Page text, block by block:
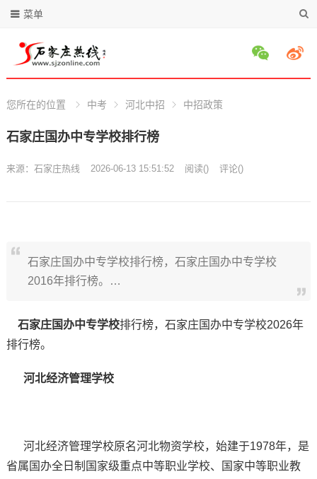
菜单
您所在的位置 中考 河北中招 中招政策
石家庄国办中专学校排行榜
来源： 石家庄热线 2026-06-13 15:51:52 阅读() 评论()
石家庄国办中专学校排行榜，石家庄国办中专学校
2016年排行榜。…
石家庄国办中专学校排行榜，石家庄国办中专学校2026年
排行榜。
河北经济管理学校
河北经济管理学校原名河北物资学校，始建于1978年，是
省属国办全日制国家级重点中等职业学校、国家中等职业教